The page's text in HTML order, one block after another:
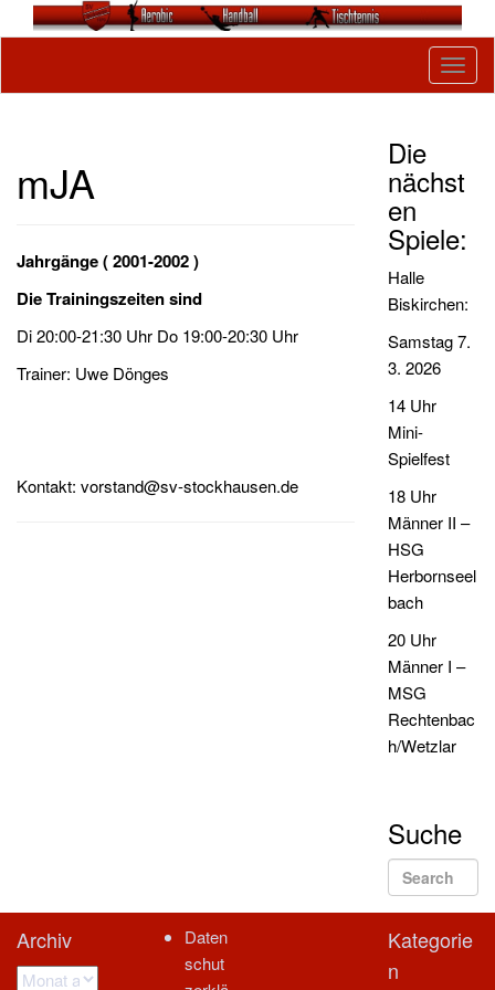
mJA
Jahrgänge ( 2001-2002 )
Die Trainingszeiten sind
Di 20:00-21:30 Uhr Do 19:00-20:30 Uhr
Trainer: Uwe Dönges
Kontakt: vorstand@sv-stockhausen.de
Die
nächst
en
Spiele:
Halle
Biskirchen:
Samstag 7.
3. 2026
14 Uhr
Mini-
Spielfest
18 Uhr
Männer II –
HSG
Herbornseel
bach
20 Uhr
Männer I –
MSG
Rechtenbac
h/Wetzlar
Suche
Search for:
Archiv
Archiv
Daten
schut
Kategorie
n